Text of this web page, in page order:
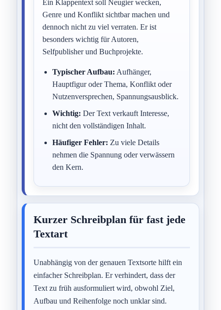
Ein Klappentext soll Neugier wecken,
Genre und Konflikt sichtbar machen und
dennoch nicht zu viel verraten. Er ist
besonders wichtig für Autoren,
Selfpublisher und Buchprojekte.
Typischer Aufbau: Aufhänger,
Hauptfigur oder Thema, Konflikt oder
Nutzenversprechen, Spannungsausblick.
Wichtig: Der Text verkauft Interesse,
nicht den vollständigen Inhalt.
Häufiger Fehler: Zu viele Details
nehmen die Spannung oder verwässern
den Kern.
Kurzer Schreibplan für fast jede
Textart
Unabhängig von der genauen Textsorte hilft ein
einfacher Schreibplan. Er verhindert, dass der
Text zu früh ausformuliert wird, obwohl Ziel,
Aufbau und Reihenfolge noch unklar sind.